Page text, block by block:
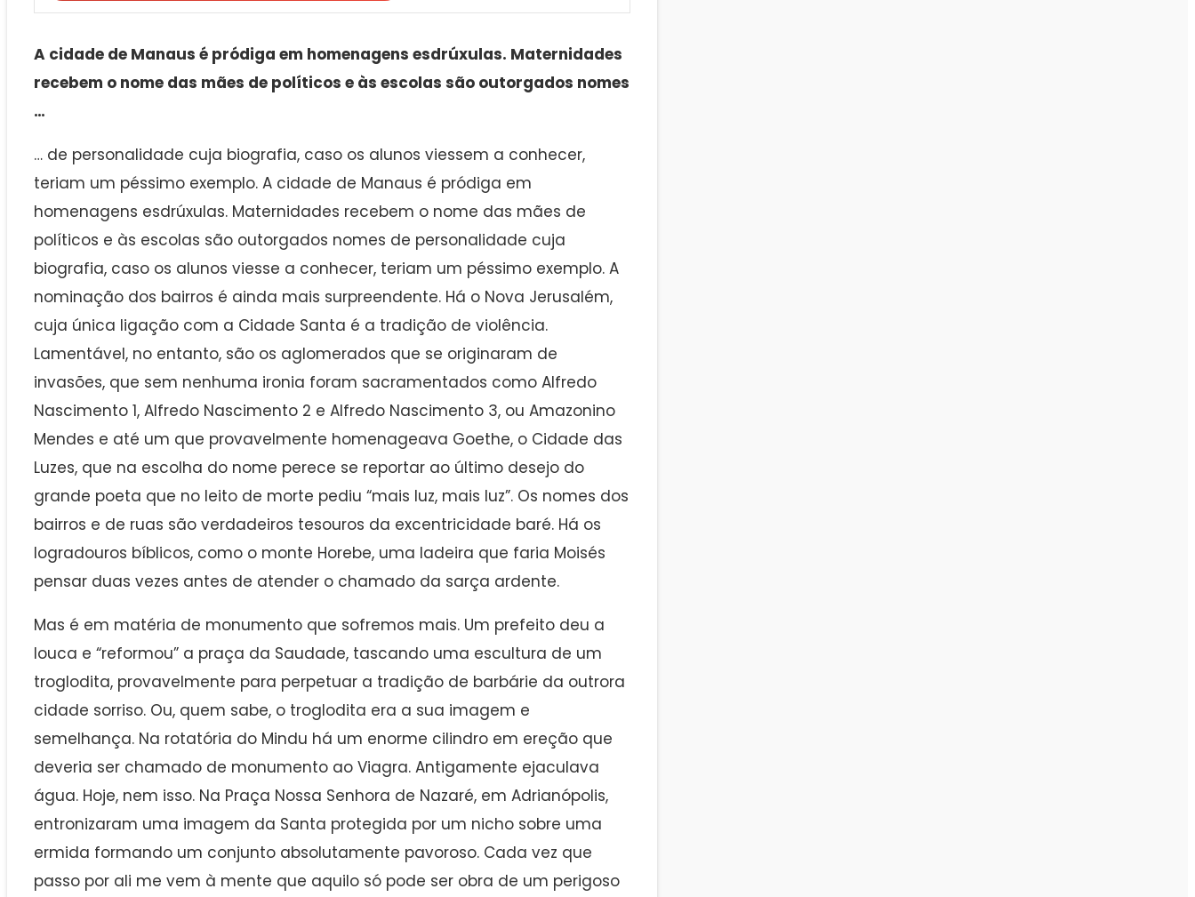
A cidade de Manaus é pródiga em homenagens esdrúxulas. Maternidades
recebem o nome das mães de políticos e às escolas são outorgados nomes
…
… de personalidade cuja biografia, caso os alunos viessem a conhecer,
teriam um péssimo exemplo. A cidade de Manaus é pródiga em
homenagens esdrúxulas. Maternidades recebem o nome das mães de
políticos e às escolas são outorgados nomes de personalidade cuja
biografia, caso os alunos viesse a conhecer, teriam um péssimo exemplo. A
nominação dos bairros é ainda mais surpreendente. Há o Nova Jerusalém,
cuja única ligação com a Cidade Santa é a tradição de violência.
Lamentável, no entanto, são os aglomerados que se originaram de
invasões, que sem nenhuma ironia foram sacramentados como Alfredo
Nascimento 1, Alfredo Nascimento 2 e Alfredo Nascimento 3, ou Amazonino
Mendes e até um que provavelmente homenageava Goethe, o Cidade das
Luzes, que na escolha do nome perece se reportar ao último desejo do
grande poeta que no leito de morte pediu “mais luz, mais luz”. Os nomes dos
bairros e de ruas são verdadeiros tesouros da excentricidade baré. Há os
logradouros bíblicos, como o monte Horebe, uma ladeira que faria Moisés
pensar duas vezes antes de atender o chamado da sarça ardente.
Mas é em matéria de monumento que sofremos mais. Um prefeito deu a
louca e “reformou” a praça da Saudade, tascando uma escultura de um
troglodita, provavelmente para perpetuar a tradição de barbárie da outrora
cidade sorriso. Ou, quem sabe, o troglodita era a sua imagem e
semelhança. Na rotatória do Mindu há um enorme cilindro em ereção que
deveria ser chamado de monumento ao Viagra. Antigamente ejaculava
água. Hoje, nem isso. Na Praça Nossa Senhora de Nazaré, em Adrianópolis,
entronizaram uma imagem da Santa protegida por um nicho sobre uma
ermida formando um conjunto absolutamente pavoroso. Cada vez que
passo por ali me vem à mente que aquilo só pode ser obra de um perigoso